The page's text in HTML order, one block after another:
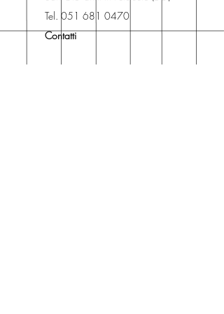
Libreria degli Orsi, Piazza del
Popolo 3, 40017
San Giovanni in Persiceto (BO).
Tel. 051 681 0470
Contatti